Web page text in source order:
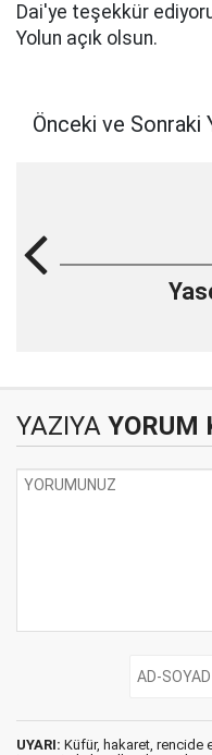
Dai'ye teşekkür
Yolun açık olsun.
Önceki ve Sonraki
YAZIYA YORUM
UYARI: Küfür, hakaret, rencide